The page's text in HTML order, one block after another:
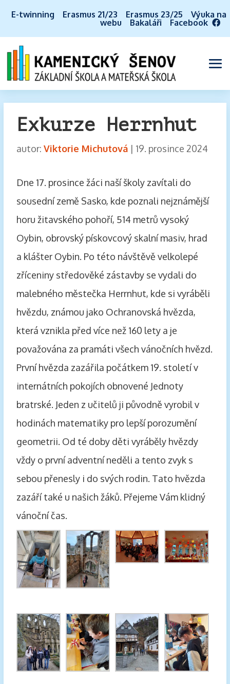
E-twinning Erasmus 21/23 Erasmus 23/25
Výuka na
webu
Bakaláři Facebook
Exkurze Herrnhut
autor: Viktorie Michutová| 19. prosince 2024
Dne 17. prosince žáci naší školy zavítali do
sousední země Sasko, kde poznali nejznámější
horu žitavského pohoří, 514 metrů vysoký
Oybin, obrovský pískovcový skalní masiv, hrad
a klášter Oybin. Po této návštěvě velkolepé
zříceniny středověké zástavby se vydali do
malebného městečka Herrnhut, kde si vyráběli
hvězdu, známou jako Ochranovská hvězda,
která vznikla před více než 160 lety a je
považována za pramáti všech vánočních hvězd.
První hvězda zazářila počátkem 19. století v
internátních pokojích obnovené Jednoty
bratrské. Jeden z učitelů ji původně vyrobil v
hodinách matematiky pro lepší porozumění
geometrii. Od té doby děti vyráběly hvězdy
vždy o první adventní neděli a tento zvyk s
sebou přenesly i do svých rodin. Tato hvězda
zazáří také u našich žáků. Přejeme Vám klidný
vánoční čas.